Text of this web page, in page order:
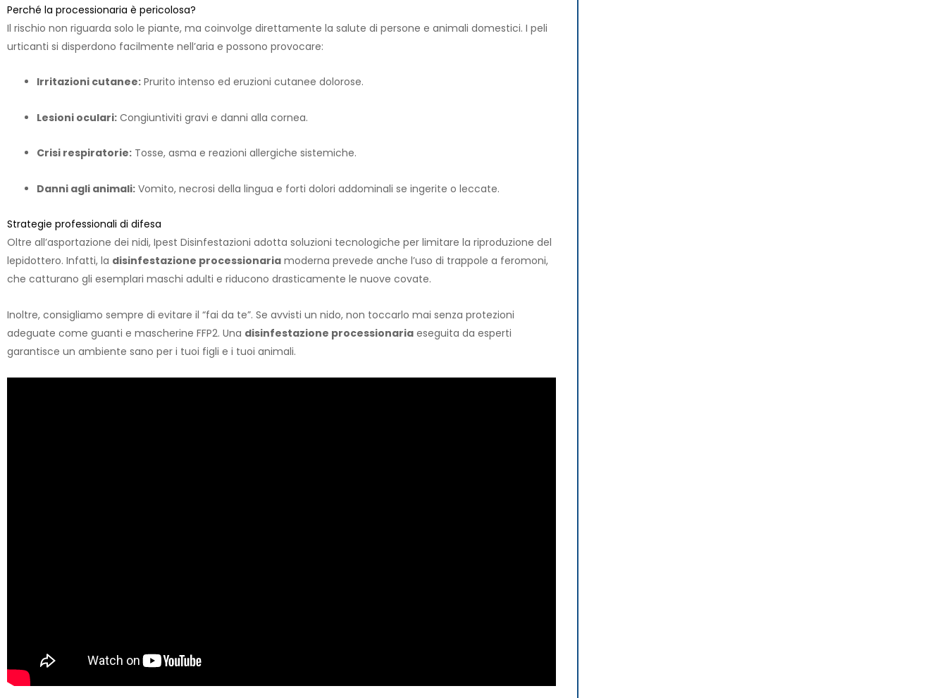
Perché la processionaria è pericolosa?
Il rischio non riguarda solo le piante, ma coinvolge direttamente la salute di persone e animali domestici. I peli
urticanti si disperdono facilmente nell’aria e possono provocare:
Irritazioni cutanee: Prurito intenso ed eruzioni cutanee dolorose.
Lesioni oculari: Congiuntiviti gravi e danni alla cornea.
Crisi respiratorie: Tosse, asma e reazioni allergiche sistemiche.
Danni agli animali: Vomito, necrosi della lingua e forti dolori addominali se ingerite o leccate.
Strategie professionali di difesa
Oltre all’asportazione dei nidi, Ipest Disinfestazioni adotta soluzioni tecnologiche per limitare la riproduzione del
lepidottero. Infatti, la disinfestazione processionaria moderna prevede anche l’uso di trappole a feromoni,
che catturano gli esemplari maschi adulti e riducono drasticamente le nuove covate.
Inoltre, consigliamo sempre di evitare il “fai da te”. Se avvisti un nido, non toccarlo mai senza protezioni
adeguate come guanti e mascherine FFP2. Una disinfestazione processionaria eseguita da esperti
garantisce un ambiente sano per i tuoi figli e i tuoi animali.